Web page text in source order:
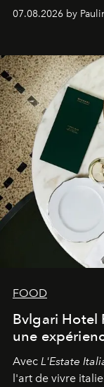
07.08.2026 by
FOOD
Bvlgari Hotel
une
Avec L'Estate
l'art de vivre